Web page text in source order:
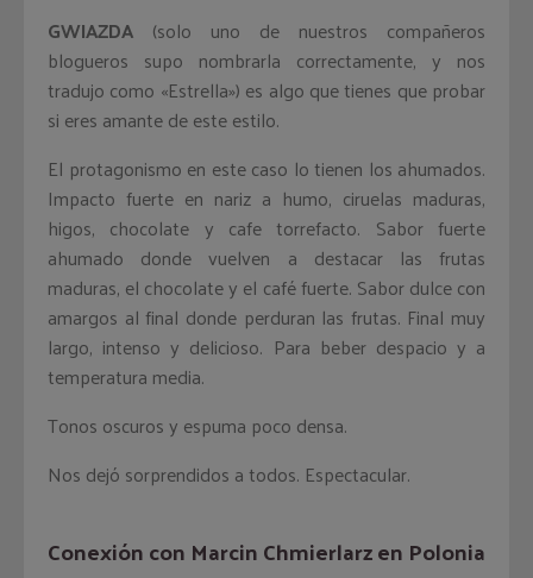
GWIAZDA (solo uno de nuestros compañeros
blogueros supo nombrarla correctamente, y nos
tradujo como «Estrella») es algo que tienes que probar
si eres amante de este estilo.
El protagonismo en este caso lo tienen los ahumados.
Impacto fuerte en nariz a humo, ciruelas maduras,
higos, chocolate y cafe torrefacto. Sabor fuerte
ahumado donde vuelven a destacar las frutas
maduras, el chocolate y el café fuerte. Sabor dulce con
amargos al final donde perduran las frutas. Final muy
largo, intenso y delicioso. Para beber despacio y a
temperatura media.
Tonos oscuros y espuma poco densa.
Nos dejó sorprendidos a todos. Espectacular.
Conexión con Marcin Chmierlarz en Polonia